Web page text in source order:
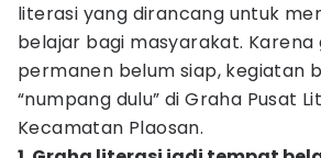
literasi yang dirancang untuk
belajar bagi masyarakat. Karena
permanen belum siap, kegiatan
“numpang dulu” di Graha Pusat
Kecamatan Plaosan.